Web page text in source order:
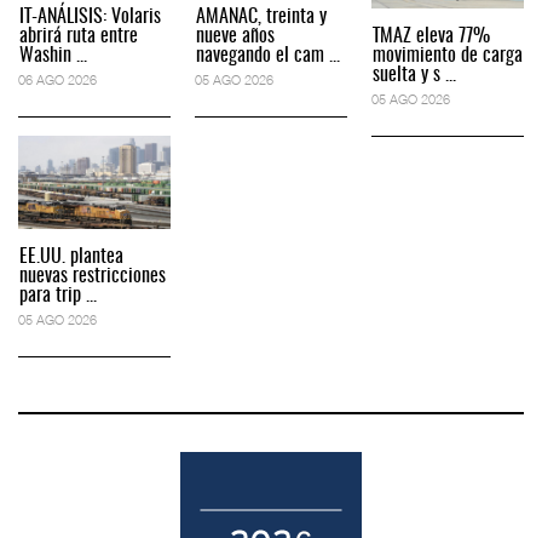
IT-ANÁLISIS: Volaris
abrirá ruta entre
Washin ...
06 AGO 2026
EE.UU. plantea
nuevas restricciones
para trip ...
05 AGO 2026
AMANAC, treinta y
nueve años
navegando el cam ...
05 AGO 2026
TMAZ eleva 77%
movimiento de carga
suelta y s ...
05 AGO 2026